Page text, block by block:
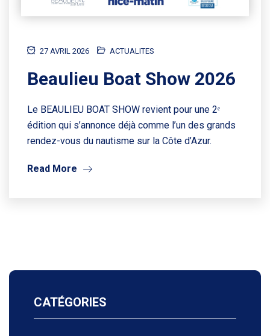
27 AVRIL 2026 ACTUALITES
Beaulieu Boat Show 2026
Le BEAULIEU BOAT SHOW revient pour une 2ᵉ
édition qui s’annonce déjà comme l’un des grands
rendez-vous du nautisme sur la Côte d’Azur.
Read More
CATÉGORIES